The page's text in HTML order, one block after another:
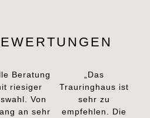
Beratung
riesiger
Von
an sehr
„Das
Trauringhaus ist
sehr zu
empfehlen. Die